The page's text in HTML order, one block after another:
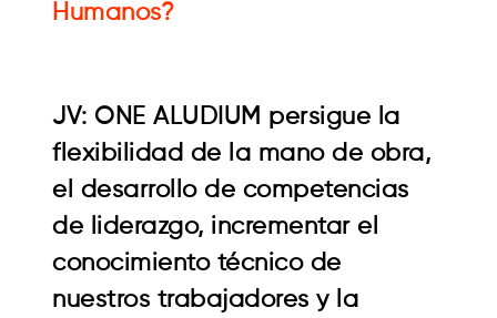
Humanos?
JV: ONE ALUDIUM persigue la
flexibilidad de la mano de obra,
el desarrollo de competencias
de liderazgo, incrementar el
conocimiento técnico de
nuestros trabajadores y la